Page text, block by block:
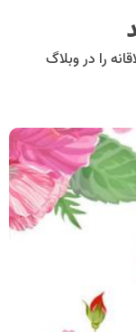
را در وبلاگ